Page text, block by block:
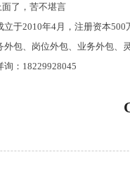
了，苦不堪言
2010年4月，注册资本500
、岗位外包、业务外包、
：18229928045